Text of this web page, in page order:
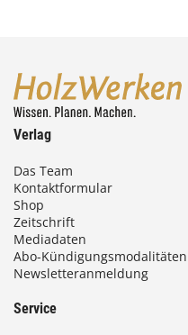
Verlag
Das Team
Kontaktformular
Shop
Zeitschrift
Mediadaten
Abo-Kündigungsmodalitäten
Newsletteranmeldung
Service